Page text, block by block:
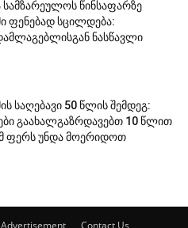
წინსაფარზე
ფენებად სცილდება:
ნასწავლი
საღებავი 50 წლის შემდეგ:
გაახალგაზრდავებთ 10 წლით
ფერს უნდა მოერიდოთ